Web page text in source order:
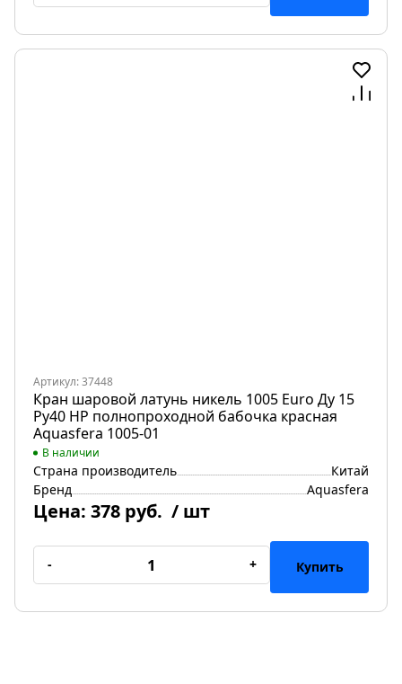
Артикул: 37448
Кран шаровой латунь никель 1005 Euro Ду 15
Ру40 НР полнопроходной бабочка красная
Aquasfera 1005-01
В наличии
Страна производитель
Китай
Бренд
Aquasfera
Цена: 378 руб. / шт
- + Купить